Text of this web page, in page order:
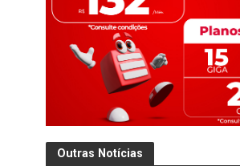
Outras Notícias